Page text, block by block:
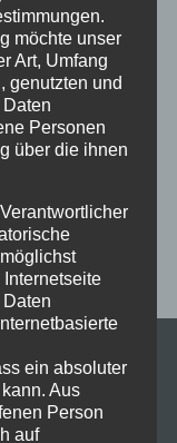
Paartanz
Tanzen lernen
Übungsabend
möchte unser
Art, Umfang
genutzten und
Personen
über die ihnen
ein absoluter
Aus
Person
auf